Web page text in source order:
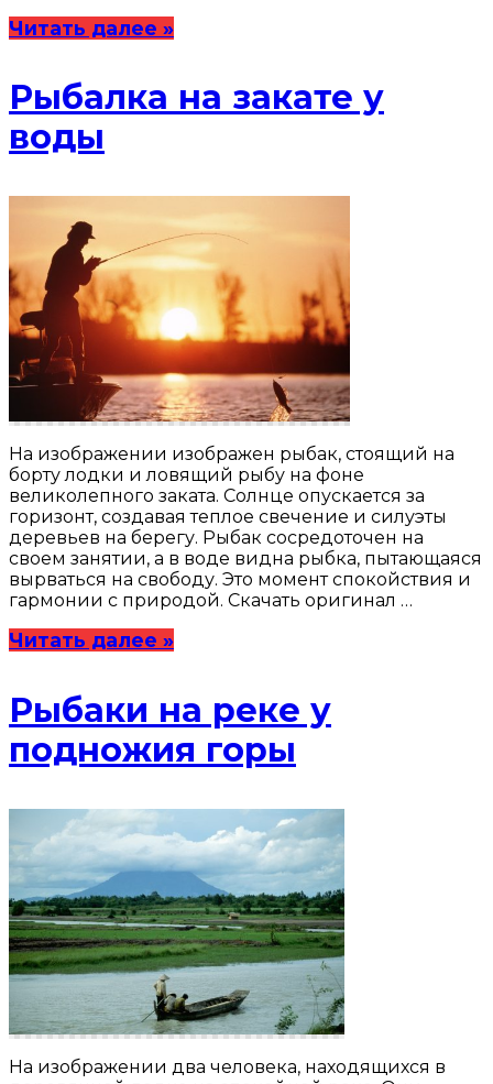
Читать далее »
Рыбалка на закате у
воды
На изображении изображен рыбак, стоящий на
борту лодки и ловящий рыбу на фоне
великолепного заката. Солнце опускается за
горизонт, создавая теплое свечение и силуэты
деревьев на берегу. Рыбак сосредоточен на
своем занятии, а в воде видна рыбка, пытающаяся
вырваться на свободу. Это момент спокойствия и
гармонии с природой. Скачать оригинал …
Читать далее »
Рыбаки на реке у
подножия горы
На изображении два человека, находящихся в